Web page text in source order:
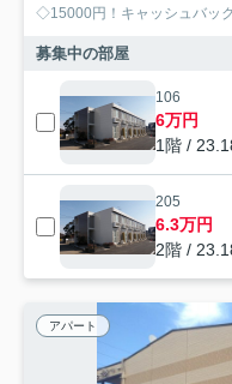
◇15000円！キャッシュバッ
募集中の部屋
106
6万円
1階 /
205
6.3万円
2階 /
アパート